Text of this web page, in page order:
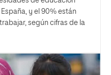
y el 90% están
según cifras de la